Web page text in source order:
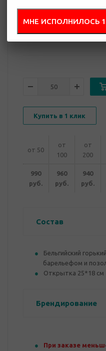
Отправить
Купить в 1 клик
от 50
от
100
от
200
990
руб.
960
руб.
940
руб.
Состав
Бельгийский
барельефом и
Открытка 25*18 см
Брендирование
При заказе
МНЕ ИСПОЛНИЛОСЬ